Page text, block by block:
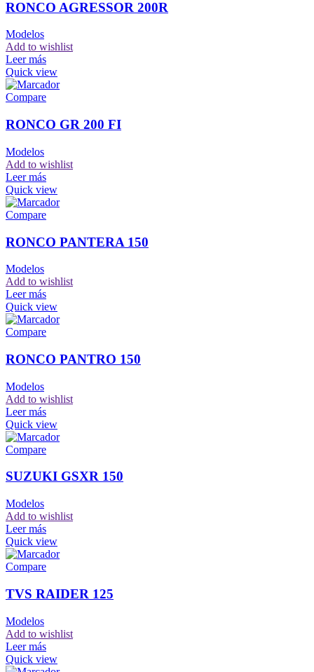
RONCO AGRESSOR 200R
Modelos
Add to wishlist
Leer más
Quick view
Compare
RONCO GR 200 FI
Modelos
Add to wishlist
Leer más
Quick view
Compare
RONCO PANTERA 150
Modelos
Add to wishlist
Leer más
Quick view
Compare
RONCO PANTRO 150
Modelos
Add to wishlist
Leer más
Quick view
Compare
SUZUKI GSXR 150
Modelos
Add to wishlist
Leer más
Quick view
Compare
TVS RAIDER 125
Modelos
Add to wishlist
Leer más
Quick view